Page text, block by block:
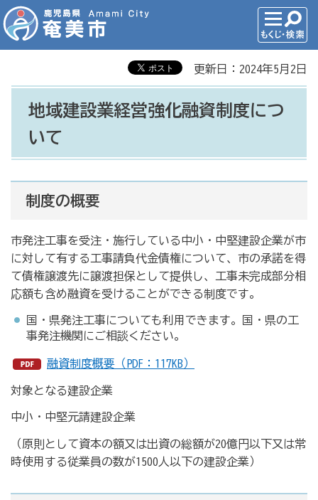
更新日：2024年5月2日
地域建設業経営強化融資制度につ
いて
制度の概要
市発注工事を受注・施行している中小・中堅建設企業が市
に対して有する工事請負代金債権について、市の承諾を得
て債権譲渡先に譲渡担保として提供し、工事未完成部分相
応額も含め融資を受けることができる制度です。
国・県発注工事についても利用できます。国・県の工
事発注機関にご相談ください。
融資制度概要（PDF：117KB）
対象となる建設企業
中小・中堅元請建設企業
（原則として資本の額又は出資の総額が20億円以下又は常
時使用する従業員の数が1500人以下の建設企業）